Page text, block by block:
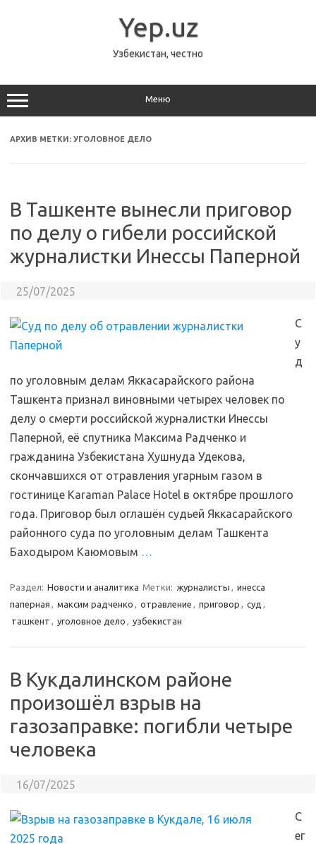
Yep.uz
Узбекистан, честно
Меню
АРХИВ МЕТКИ: УГОЛОВНОЕ ДЕЛО
В Ташкенте вынесли приговор
по делу о гибели российской
журналистки Инессы Паперной
25/07/2025
С
у
д
по уголовным делам Яккасарайского района
Ташкента признал виновными четырех человек по
делу о смерти российской журналистки Инессы
Паперной, её спутника Максима Радченко и
гражданина Узбекистана Хушнуда Удекова,
скончавшихся от отравления угарным газом в
гостинице Karaman Palace Hotel в октябре прошлого
года. Приговор был оглашён судьей Яккасарайского
районного суда по уголовным делам Ташкента
Баходыром Каюмовым …
Раздел: Новости и аналитика Метки: журналисты , инесса
паперная , максим радченко , отравление , приговор , суд ,
ташкент , уголовное дело , узбекистан
В Кукдалинском районе
произошёл взрыв на
газозаправке: погибли четыре
человека
16/07/2025
С
ег